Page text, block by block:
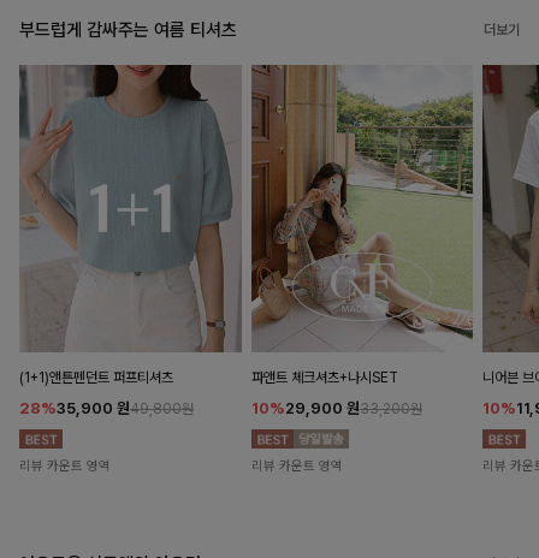
부드럽게 감싸주는 여름 티셔츠 더보기
(1+1)앤튼펜던트 퍼프티셔츠
28%35,900 원49,800원
리뷰 카운트 영역
파앤트 체크셔츠+나시SET
10%29,900 원33,200원
리뷰 카운트 영역
니어븐 브
10%
리뷰 카운